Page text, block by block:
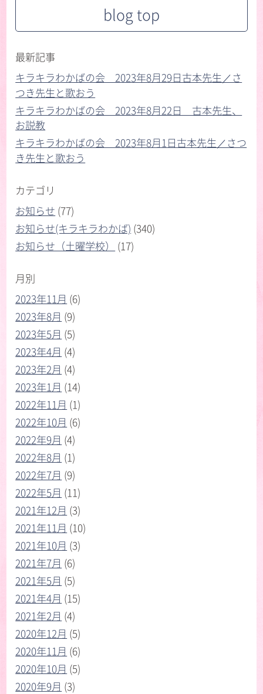
blog top
最新記事
キラキラわかばの会 2023年8月29日古本先生／さ
つき先生と歌おう
キラキラわかばの会 2023年8月22日 古本先生、
お説教
キラキラわかばの会 2023年8月1日古本先生／さつ
き先生と歌おう
カテゴリ
お知らせ (77)
お知らせ(キラキラわかば) (340)
お知らせ（土曜学校）
(17)
月別
2023年11月 (6)
2023年8月 (9)
2023年5月 (5)
2023年4月 (4)
2023年2月 (4)
2023年1月 (14)
2022年11月 (1)
2022年10月 (6)
2022年9月 (4)
2022年8月 (1)
2022年7月 (9)
2022年5月 (11)
2021年12月 (3)
2021年11月 (10)
2021年10月 (3)
2021年7月 (6)
2021年5月 (5)
2021年4月 (15)
2021年2月 (4)
2020年12月 (5)
2020年11月 (6)
2020年10月 (5)
2020年9月 (3)